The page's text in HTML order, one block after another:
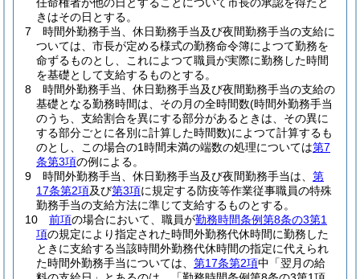
きはその日とする。
7
時間外勤務手当、休日勤務手当及び夜間勤務手当の支給に
ついては、市長が定める様式の勤務命令簿によつて勤務を
命ずるものとし、これによつて職員が実際に勤務した時間
を基礎として支給するものとする。
8
時間外勤務手当、休日勤務手当及び夜間勤務手当の支給の
基礎となる勤務時間は、その月の全時間数(時間外勤務手当
のうち、支給割合を異にする部分があるときは、その異に
する部分ごとに各別に計算した時間数)によつて計算するも
のとし、この場合の1時間未満の端数の処理については第7
条第3項の例による。
9
時間外勤務手当、休日勤務手当及び夜間勤務手当は、 第
17条第2項及び第3項に規定する防疫等作業従事職員の特殊
勤務手当の支給方法に準じて支給するものとする。
10
前項の場合において、職員が勤務時間条例第8条の3第1
項の規定により指定された時間外勤務代休時間に勤務した
ときに支給する当該時間外勤務代休時間の指定に代えられ
た時間外勤務手当については、 第17条第2項中「翌月の給